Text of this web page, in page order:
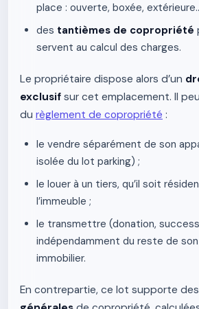
place : ouverte, boxée,
des tantièmes de copropriété
servent au calcul des charges.
Le propriétaire dispose alors d’un
exclusif sur cet emplacement. Il
du règlement de copropriété :
le vendre séparément de son
isolée du lot parking) ;
le louer à un tiers, qu’il soit
l’immeuble ;
le transmettre (donation,
indépendamment du reste de
immobilier.
En contrepartie, ce lot supporte des